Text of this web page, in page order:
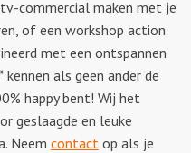
commercial maken met je
of een workshop action
met een ontspannen
als geen ander de
happy bent! Wij het
geslaagde en leuke
Neem contact op als je